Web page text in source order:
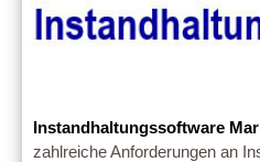
Instandhaltungssoftware
zahlreiche Anforderungen an